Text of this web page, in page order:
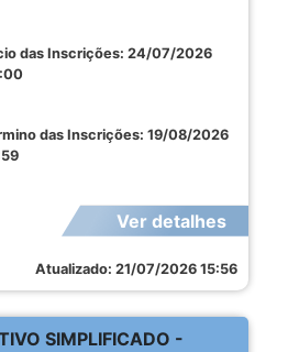
das Inscrições: 24/07/2026
das Inscrições: 19/08/2026
Ver detalhes
Atualizado: 21/07/2026 15:56
SIMPLIFICADO -